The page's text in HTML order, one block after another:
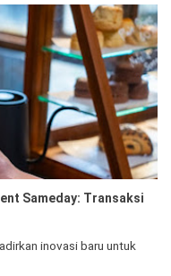
Sameday: Transaksi
inovasi baru untuk